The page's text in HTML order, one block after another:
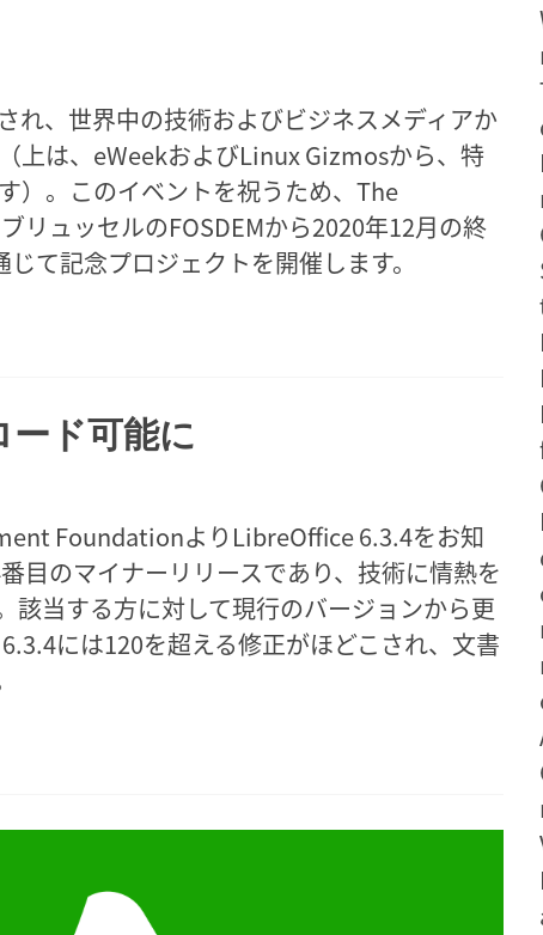
れ、世界中の技術およびビジネスメディアか
上は、eWeekおよびLinux Gizmosから、特
）。このイベントを祝うため、The
ュッセルのFOSDEMから2020年12月の終
て記念プロジェクトを開催します。
ド可能に
FoundationよりLibreOffice 6.3.4をお知
目のマイナーリリースであり、技術に情熱を
該当する方に対して現行のバージョンから更
には120を超える修正がほどこされ、文書